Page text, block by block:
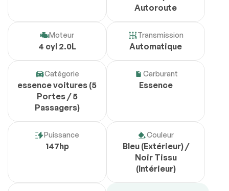
Autoroute
Moteur
4 cyl 2.0L
Transmission
Automatique
Catégorie
essence voitures (5
Portes / 5
Passagers)
Carburant
Essence
Puissance
147hp
Couleur
Bleu (Extérieur) /
Noir Tissu
(Intérieur)